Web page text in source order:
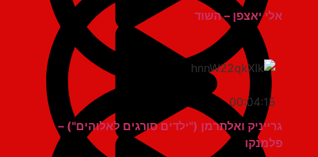
אלי יאצפן – השוד
00:04:15
גרייניק ואלתרמן ("ילדים סורגים לאלוהים") –
פלמנקו